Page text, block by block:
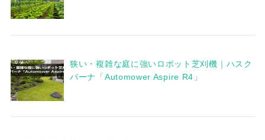
狭い・複雑な庭に強いロボット芝刈機｜ハスク
バーナ「Automower Aspire R4」